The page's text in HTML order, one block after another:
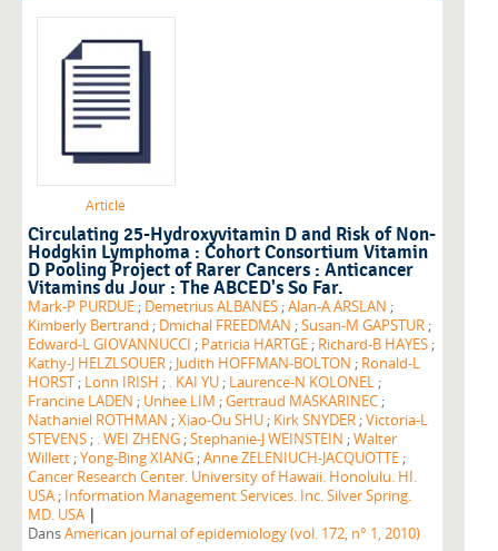
Article
Circulating 25-Hydroxyvitamin D and Risk of Non-
Hodgkin Lymphoma : Cohort Consortium Vitamin
D Pooling Project of Rarer Cancers : Anticancer
Vitamins du Jour : The ABCED's So Far.
Mark-P PURDUE ; Demetrius ALBANES ;Alan-A ARSLAN ;
Kimberly Bertrand ; Dmichal FREEDMAN ;Susan-M GAPSTUR ;
Edward-L GIOVANNUCCI ; Patricia HARTGE ; Richard-B HAYES ;
Kathy-J HELZLSOUER ; Judith HOFFMAN-BOLTON ; Ronald-L
HORST ; Lonn IRISH ; . KAI YU ; Laurence-N KOLONEL ;
Francine LADEN ; Unhee LIM ;Gertraud MASKARINEC ;
Nathaniel ROTHMAN ;Xiao-Ou SHU ; Kirk SNYDER ;Victoria-L
STEVENS ; . WEI ZHENG ;Stephanie-J WEINSTEIN ;Walter
Willett ;Yong-Bing XIANG ;Anne ZELENIUCH-JACQUOTTE ;
Cancer Research Center. University of Hawaii. Honolulu. HI.
USA ; Information Management Services. Inc. Silver Spring.
MD. USA |
DansAmerican journal of epidemiology (vol. 172, n° 1, 2010)